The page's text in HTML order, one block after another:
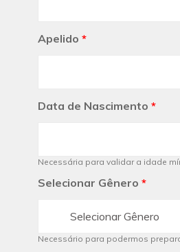
Apelido *
Data de Nascimento *
Necessária para validar a idade
Selecionar Gênero *
Selecionar Gênero
Necessário para podermos